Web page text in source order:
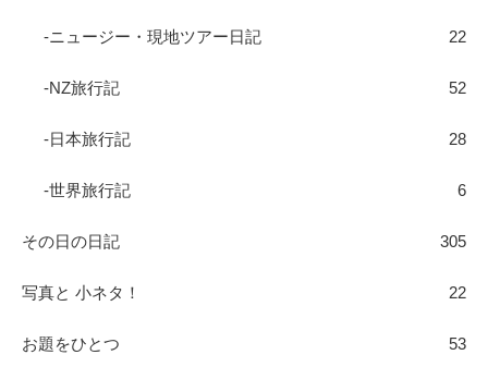
-ニュージー・現地ツアー日記 22
-NZ旅行記 52
-日本旅行記 28
-世界旅行記 6
その日の日記 305
写真と 小ネタ！ 22
お題をひとつ 53